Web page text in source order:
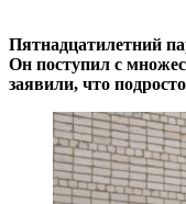
Пятнадцатилетний
Он поступил с
заявили, что